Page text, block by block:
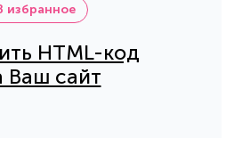
избранное
HTML-код
Ваш сайт